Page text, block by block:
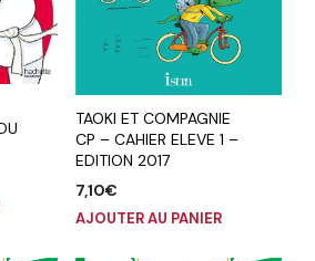
TAOKI ET COMPAGNIE
CP – CAHIER ELEVE 1 –
EDITION 2017
7,10€
AJOUTER AU PANIER